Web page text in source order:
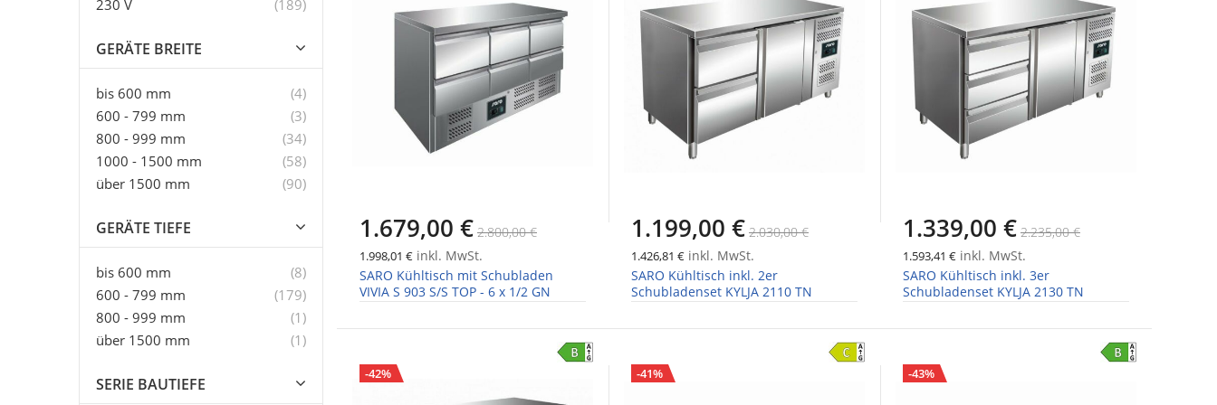
1.679,00 € 2.800,00 €
1.998,01 € inkl. MwSt.
SARO Kühltisch mit Schubladen
VIVIA S 903 S/S TOP - 6 x 1/2 GN
1.199,00 € 2.030,00 €
1.426,81 €inkl. MwSt.
SARO Kühltisch inkl. 2er
Schubladenset KYLJA 2110 TN
1.339,00 € 2.235,00 €
1.593,41 €inkl. MwSt.
SARO Kühltisch inkl. 3er
Schubladenset KYLJA 2130 TN
-42% -41% -43%
230 V 189Artikel
GERÄTE BREITE
bis 600 mm 4Artikel
600 - 799 mm
3Artikel
800 - 999 mm
34Artikel
1000 - 1500 mm
58Artikel
über 1500 mm
90Artikel
GERÄTE TIEFE
bis 600 mm 8Artikel
600 - 799 mm
179Artikel
800 - 999 mm
1 Artikel
über 1500 mm
1 Artikel
SERIE BAUTIEFE